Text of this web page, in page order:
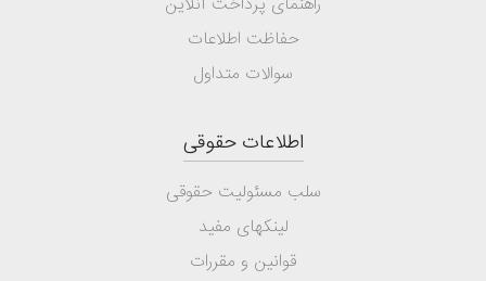
حفاظت اطلاعات
سوالات متداول
اطلاعات حقوقی
سلب مسئولیت حقوقی
لینکهای مفید
قوانین و مقررات